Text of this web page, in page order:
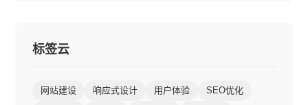
标签云
网站建设 响应式设计 用户体验
SEO优化